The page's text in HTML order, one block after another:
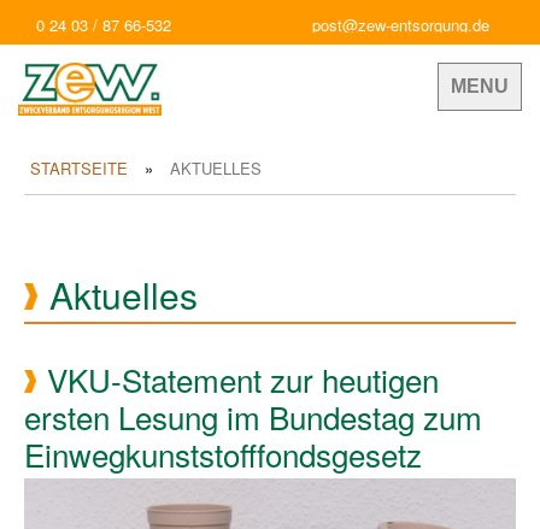
0 24 03 / 87 66-532 post@zew-entsorgung.de
MENU
STARTSEITE AKTUELLES
Aktuelles
VKU-Statement zur heutigen
ersten Lesung im Bundestag zum
Einwegkunststofffondsgesetz